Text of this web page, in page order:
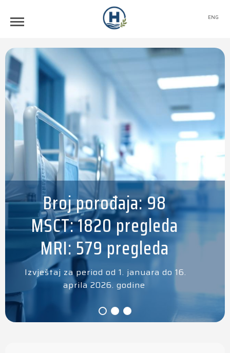
ENG
Broj porođaja: 98
MSCT: 1820 pregleda
MRI: 579 pregleda
Izvještaj za period od 1. januara do 16.
aprila 2026. godine